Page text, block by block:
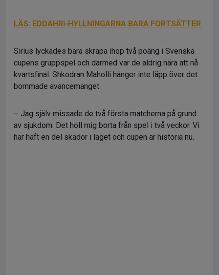
LÄS: EDDAHRI-HYLLNINGARNA BARA FORTSÄTTER
Sirius lyckades bara skrapa ihop två poäng i Svenska
cupens gruppspel och därmed var de aldrig nära att nå
kvartsfinal. Shkodran Maholli hänger inte läpp över det
bommade avancemanget.
– Jag själv missade de två första matcherna på grund
av sjukdom. Det höll mig borta från spel i två veckor. Vi
har haft en del skador i laget och cupen är historia nu.